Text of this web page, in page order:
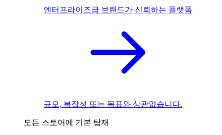
엔터프라이즈급 브랜드가 신뢰하는 플랫폼
규모, 복잡성 또는 목표와 상관없습니다.
모든 스토어에 기본 탑재